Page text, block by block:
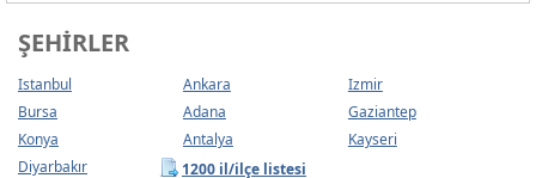
ŞEHIRLER
Istanbul Ankara
Izmir
Bursa
Adana
Gaziantep
Konya
Antalya
Kayseri
Diyarbakır
1200 il/ilçe listesi